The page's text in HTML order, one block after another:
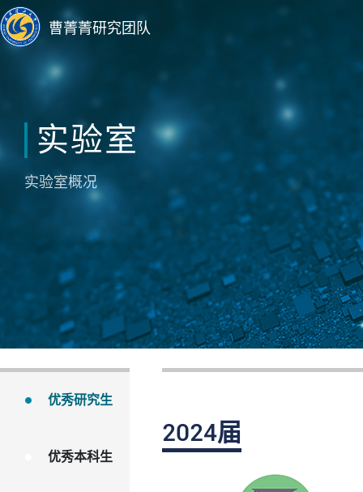
曹菁菁研究团队
实验室
实验室概况
优秀研究生
优秀本科生
2024届